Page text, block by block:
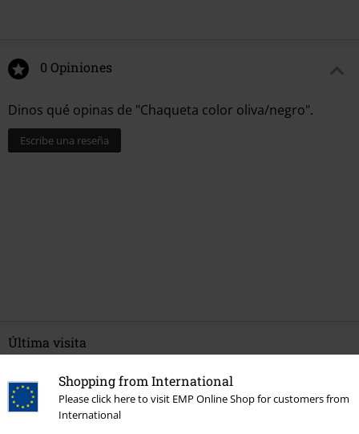
Shopping from International
Please click here to visit EMP Online Shop for customers from
International
0 Opiniones
Dinos qué opinas de "Chaqueta color oliva/negro".
Escribe una reseña
Última visita